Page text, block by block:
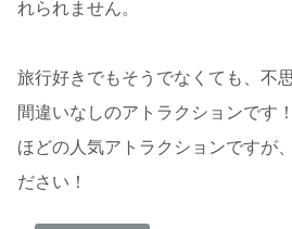
れられません。
旅行好きでもそうでなくても、不
間違いなしのアトラクションです
ほどの人気アトラクションですが
ださい！